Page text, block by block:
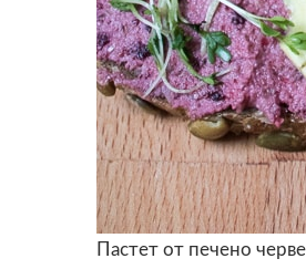
Пастет от печено